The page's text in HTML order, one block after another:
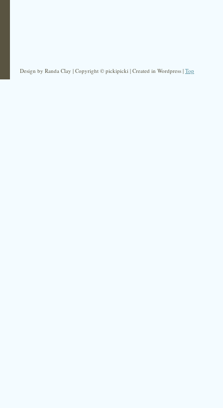
Design by Randa Clay | Copyright © pickipicki | Created in Wordpress | Top